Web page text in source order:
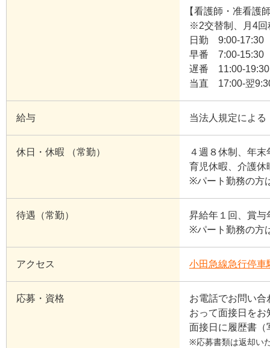
【看護師・准看護
※2交替制、月4回
日勤 9:00-17:30
早番 7:00-15:30
遅番 11:00-19:30
当直 17:00-翌
給与 当法人規定による
休日・休暇 （常勤）
４週８休制、年
育児休暇、介護休
※パート勤務の方
待遇（常勤）
昇給年１回、賞与
※パート勤務の方
アクセス 小田急線急行停
応募・資格
お電話でお問い
おって面接日をお
面接日に履歴書（
※応募書類は返却い